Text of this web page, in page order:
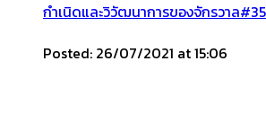
กำเนิดและวิวัฒนาการของจักรวาล
Posted: 26/07/2021 at 15:06